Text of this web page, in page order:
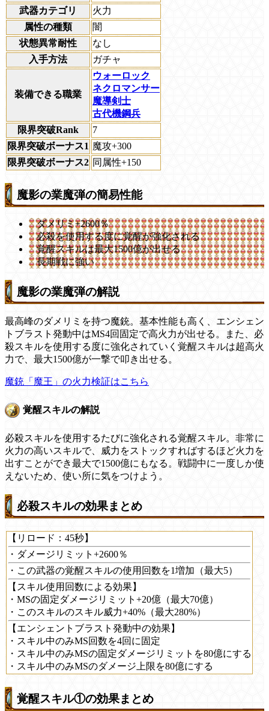
武器カテゴリ
火力
属性の種類
闇
状態異常耐性
なし
入手方法
ガチャ
装備できる職業
ウォーロック
ネクロマンサー
魔導剣士
古代機鋼兵
限界突破Rank
7
限界突破ボーナス1 魔攻+300
限界突破ボーナス2 同属性+150
魔影の業魔弾の簡易性能
ダメリミ+2600％
必殺を使用する度に覚醒が強化される
覚醒スキルは最大1500億が出せる
長期戦に強い
魔影の業魔弾の解説
最高峰のダメリミを持つ魔銃。基本性能も高く、エンシェン
トブラスト発動中はMS4回固定で高火力が出せる。また、必
殺スキルを使用する度に強化されていく覚醒スキルは超高火
力で、最大1500億が一撃で叩き出せる。
魔銃「魔王」の火力検証はこちら
覚醒スキルの解説
必殺スキルを使用するたびに強化される覚醒スキル。非常に
火力の高いスキルで、威力をストックすればするほど火力を
出すことができ最大で1500億にもなる。戦闘中に一度しか使
えないため、使い所に気をつけよう。
必殺スキルの効果まとめ
【リロード：45秒】
・ダメージリミット+2600％
・この武器の覚醒スキルの使用回数を1増加（最大5）
【スキル使用回数による効果】
・MSの固定ダメージリミット+20億（最大70億）
・このスキルのスキル威力+40%（最大280%）
【エンシェントブラスト発動中の効果】
・スキル中のみMS回数を4回に固定
・スキル中のみMSの固定ダメージリミットを80億にする
・スキル中のみMSのダメージ上限を80億にする
覚醒スキル①の効果まとめ